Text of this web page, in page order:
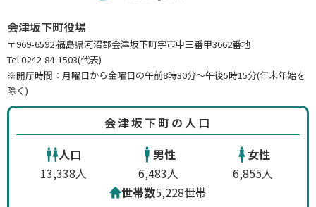
会津坂下町役場
〒969-6592 福島県河沼郡会津坂下町字市中三番甲3662番地
Tel 0242-84-1503(代表)
※開庁時間：月曜日から金曜日の午前8時30分～午後5時15分(年末年始を
除く)
会津坂下町の人口
人口
13,338人
男性
6,483人
女性
6,855人
世帯数5,228世帯